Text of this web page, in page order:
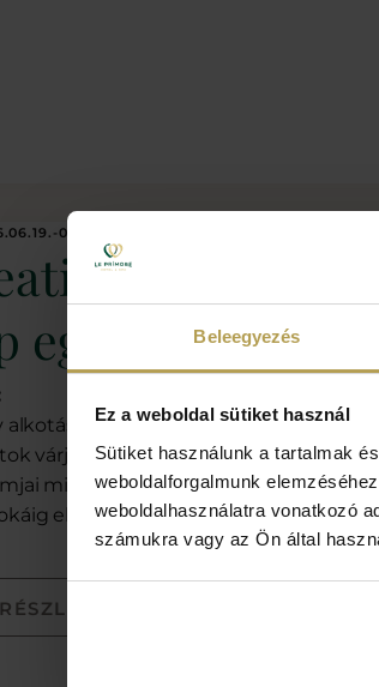
Beleegyezés
Ez a weboldal sütiket használ
Sütiket használunk a tartalmak
weboldalforgalmunk
weboldalhasználatra vonatkozó
számukra vagy az Ön által
08.30.
Moments –
egy új élmény
alkotások, izgalmas kihívások, vidám
várják a gyermekeket a Le Primore-
minden nap új élményeket
elkísérjék a legkisebb
RÉSZLETEK